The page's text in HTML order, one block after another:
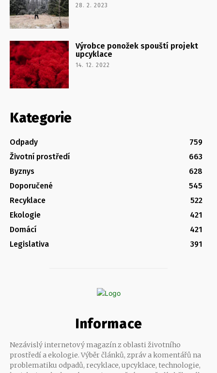
28. 2. 2023
Výrobce ponožek spouští projekt
upcyklace
14. 12. 2022
Kategorie
Odpady
759
Životní prostředí
663
Byznys
628
Doporučené
545
Recyklace
522
Ekologie
421
Domácí
421
Legislativa
391
Informace
Nezávislý internetový magazín z oblasti životního
prostředí a ekologie. Výběr článků, zpráv a komentářů na
problematiku odpadů, recyklace, upcyklace, technologie,